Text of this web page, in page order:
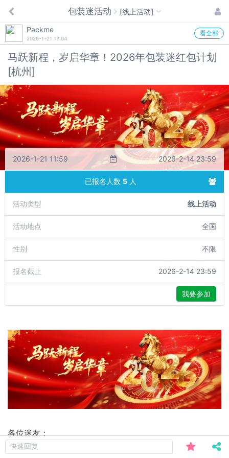
包装迷活动 [线上活动]
Packme
2026-1-21 12:04
看全部
马跃新程，岁启华章！2026年包装迷红包计划
[杭州]
2026-1-21 11:59 2026-2-14 23:59
已报名人数 5 人
活动类型 线上活动
活动地点 全国
性别 不限
报名截止 2026-2-14 23:59
我要参加
各位迷友：